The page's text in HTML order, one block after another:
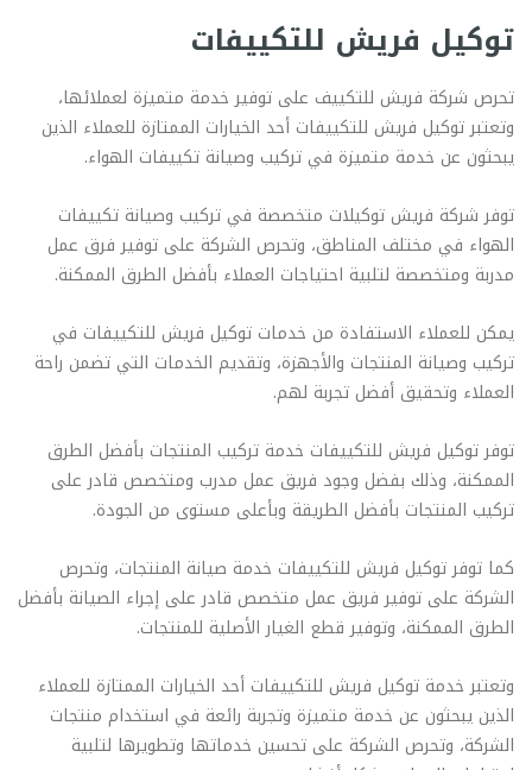
توكيل فريش للتكييفات
تحرص شركة فريش للتكييف على توفير خدمة متميزة لعملائها،
وتعتبر توكيل فريش للتكييفات أحد الخيارات الممتازة للعملاء الذين
يبحثون عن خدمة متميزة في تركيب وصيانة تكييفات الهواء.
توفر شركة فريش توكيلات متخصصة في تركيب وصيانة تكييفات
الهواء في مختلف المناطق، وتحرص الشركة على توفير فرق عمل
مدربة ومتخصصة لتلبية احتياجات العملاء بأفضل الطرق الممكنة.
يمكن للعملاء الاستفادة من خدمات توكيل فريش للتكييفات في
تركيب وصيانة المنتجات والأجهزة، وتقديم الخدمات التي تضمن راحة
العملاء وتحقيق أفضل تجربة لهم.
توفر توكيل فريش للتكييفات خدمة تركيب المنتجات بأفضل الطرق
الممكنة، وذلك بفضل وجود فريق عمل مدرب ومتخصص قادر على
تركيب المنتجات بأفضل الطريقة وبأعلى مستوى من الجودة.
كما توفر توكيل فريش للتكييفات خدمة صيانة المنتجات، وتحرص
الشركة على توفير فريق عمل متخصص قادر على إجراء الصيانة بأفضل
الطرق الممكنة، وتوفير قطع الغيار الأصلية للمنتجات.
وتعتبر خدمة توكيل فريش للتكييفات أحد الخيارات الممتازة للعملاء
الذين يبحثون عن خدمة متميزة وتجربة رائعة في استخدام منتجات
الشركة، وتحرص الشركة على تحسين خدماتها وتطويرها لتلبية